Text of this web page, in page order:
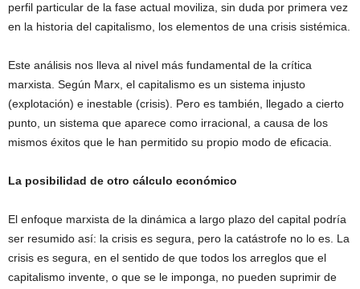
perfil particular de la fase actual moviliza, sin duda por primera vez
en la historia del capitalismo, los elementos de una crisis sistémica.
Este análisis nos lleva al nivel más fundamental de la crítica
marxista. Según Marx, el capitalismo es un sistema injusto
(explotación) e inestable (crisis). Pero es también, llegado a cierto
punto, un sistema que aparece como irracional, a causa de los
mismos éxitos que le han permitido su propio modo de eficacia.
La posibilidad de otro cálculo económico
El enfoque marxista de la dinámica a largo plazo del capital podría
ser resumido así: la crisis es segura, pero la catástrofe no lo es. La
crisis es segura, en el sentido de que todos los arreglos que el
capitalismo invente, o que se le imponga, no pueden suprimir de